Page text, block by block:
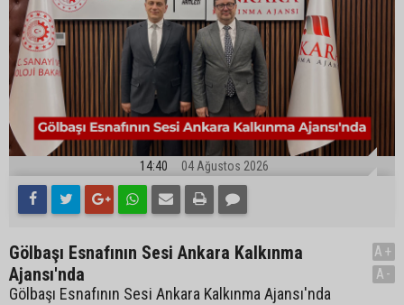
14:40 04 Ağustos 2026
Gölbaşı Esnafının Sesi Ankara Kalkınma
Ajansı'nda
Gölbaşı Esnafının Sesi Ankara Kalkınma Ajansı'nda
A+
A-